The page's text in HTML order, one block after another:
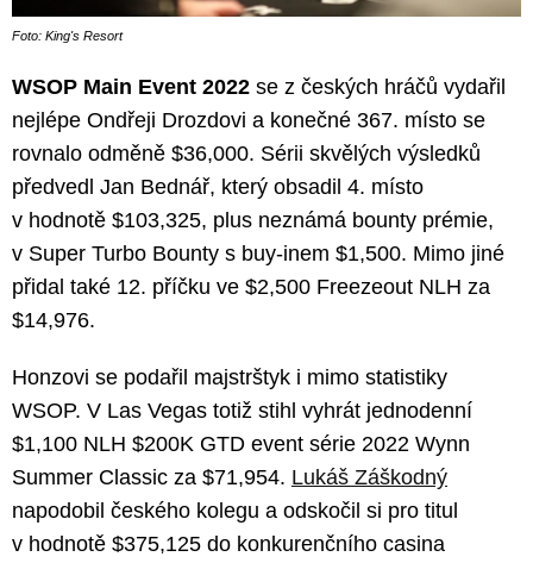
Foto: King's Resort
WSOP Main Event 2022 se z českých hráčů vydařil
nejlépe Ondřeji Drozdovi a konečné 367. místo se
rovnalo odměně $36,000. Sérii skvělých výsledků
předvedl Jan Bednář, který obsadil 4. místo
v hodnotě $103,325, plus neznámá bounty prémie,
v Super Turbo Bounty s buy-inem $1,500. Mimo jiné
přidal také 12. příčku ve $2,500 Freezeout NLH za
$14,976.
Honzovi se podařil majstrštyk i mimo statistiky
WSOP. V Las Vegas totiž stihl vyhrát jednodenní
$1,100 NLH $200K GTD event série 2022 Wynn
Summer Classic za $71,954. Lukáš Záškodný
napodobil českého kolegu a odskočil si pro titul
v hodnotě $375,125 do konkurenčního casina